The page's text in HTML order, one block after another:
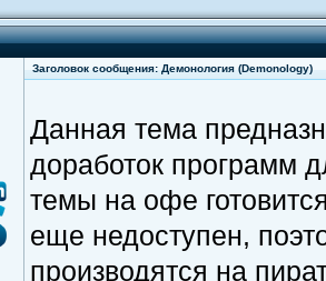
Заголовок сообщения: Демонология (Demonology)
Данная тема
доработок программ
темы на офе
еще недоступен,
производятся на